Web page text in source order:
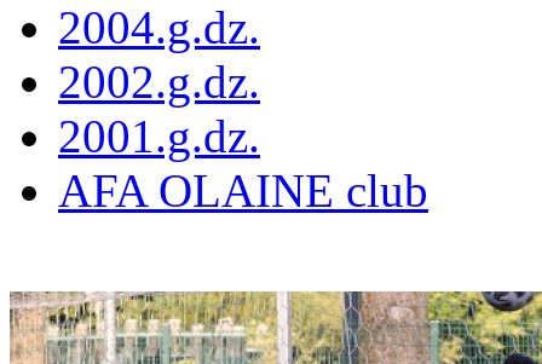
2004.g.dz.
2002.g.dz.
2001.g.dz.
AFA OLAINE club